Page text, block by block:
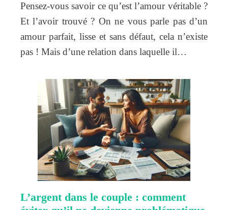
Pensez-vous savoir ce qu’est l’amour véritable ?
Et l’avoir trouvé ? On ne vous parle pas d’un
amour parfait, lisse et sans défaut, cela n’existe
pas ! Mais d’une relation dans laquelle il…
L’argent dans le couple : comment